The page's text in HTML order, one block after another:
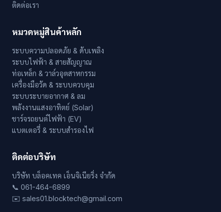
ติดต่อเรา
หมวดหมู่สินค้าหลัก
ระบบความปลอดภัย & ดับเพลิง
ระบบไฟฟ้า & สายสัญญาณ
ท่อเหล็ก & วาล์วอุตสาหกรรม
เครื่องมือวัด & ระบบควบคุม
ระบบระบายอากาศ & ลม
พลังงานแสงอาทิตย์ (Solar)
ชาร์จรถยนต์ไฟฟ้า (EV)
แบตเตอรี่ & ระบบสำรองไฟ
ติดต่อบริษัท
บริษัท บล็อคเทค เอ็นจิเนียริ่ง จำกัด
📞 061-464-6899
✉️ sales01.blocktech@gmail.com